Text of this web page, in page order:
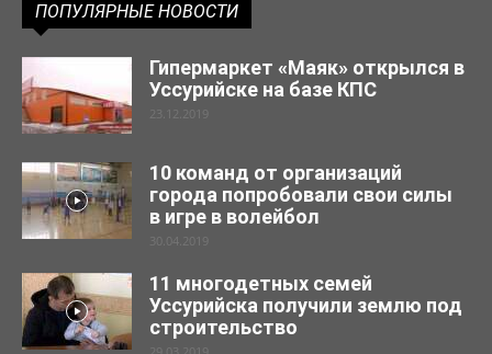
ПОПУЛЯРНЫЕ НОВОСТИ
Гипермаркет «Маяк» открылся в
Уссурийске на базе КПС
23.12.2019
10 команд от организаций
города попробовали свои силы
в игре в волейбол
30.04.2019
11 многодетных семей
Уссурийска получили землю под
строительство